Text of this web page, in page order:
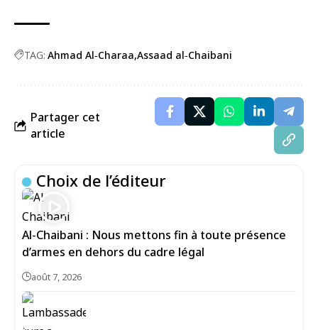
TAG: Ahmad Al‑Charaa Assaad al‑Chaibani
Partager cet
article
Choix de l’éditeur
Al-Chaibani : Nous mettons fin à toute présence
d’armes en dehors du cadre légal
août 7, 2026